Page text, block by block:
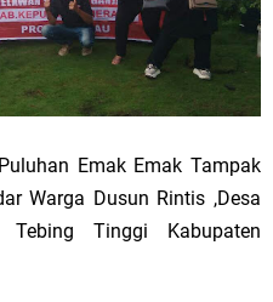
Emak Emak Tampak
Warga Dusun Rintis ,Desa
Tinggi Kabupaten